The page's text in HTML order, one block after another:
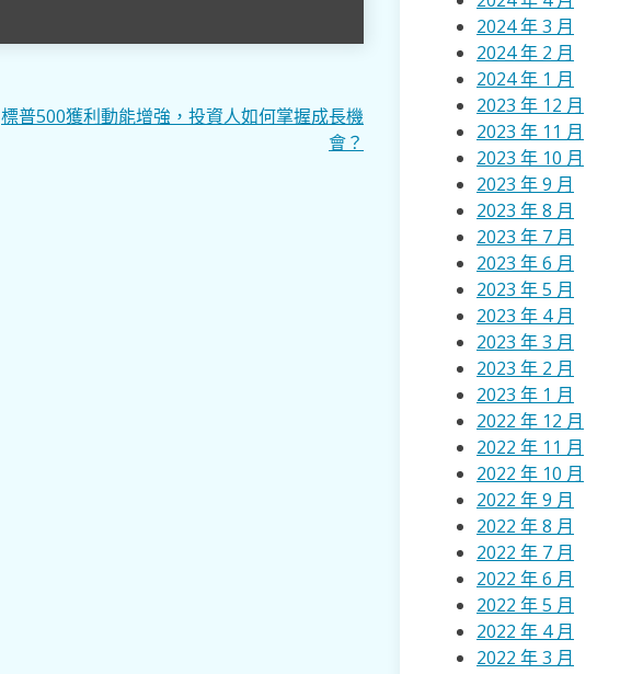
標普500獲利動能增強，投資人如何掌握成長機
會？
2024 年 3 月
2024 年 2 月
2024 年 1 月
2023 年 12 月
2023 年 11 月
2023 年 10 月
2023 年 9 月
2023 年 8 月
2023 年 7 月
2023 年 6 月
2023 年 5 月
2023 年 4 月
2023 年 3 月
2023 年 2 月
2023 年 1 月
2022 年 12 月
2022 年 11 月
2022 年 10 月
2022 年 9 月
2022 年 8 月
2022 年 7 月
2022 年 6 月
2022 年 5 月
2022 年 4 月
2022 年 3 月